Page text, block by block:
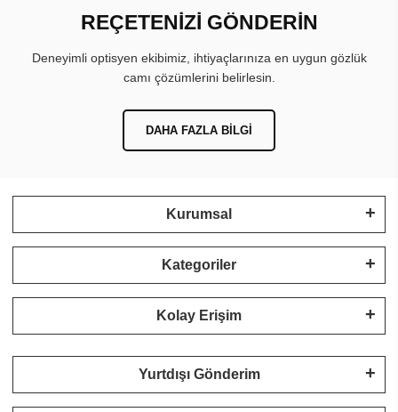
REÇETENİZİ GÖNDERİN
Deneyimli optisyen ekibimiz, ihtiyaçlarınıza en uygun gözlük
camı çözümlerini belirlesin.
DAHA FAZLA BILGI
Kurumsal
Kategoriler
Kolay Erişim
Yurtdışı Gönderim